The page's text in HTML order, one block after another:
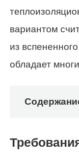
вариантом
из
обладает